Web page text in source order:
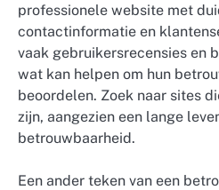
professionele website met
contactinformatie en
vaak gebruikersrecensies en
wat kan helpen om hun
beoordelen. Zoek naar sites
zijn, aangezien een lange
betrouwbaarheid.
Een ander teken van een